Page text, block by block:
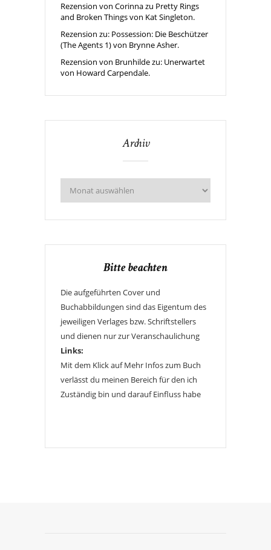
Rezension von Corinna zu Pretty Rings
and Broken Things von Kat Singleton.
Rezension zu: Possession: Die Beschützer
(The Agents 1) von Brynne Asher.
Rezension von Brunhilde zu: Unerwartet
von Howard Carpendale.
Archiv
Bitte beachten
Die aufgeführten Cover und
Buchabbildungen sind das Eigentum des
jeweiligen Verlages bzw. Schriftstellers
und dienen nur zur Veranschaulichung
Links:
Mit dem Klick auf Mehr Infos zum Buch
verlässt du meinen Bereich für den ich
Zuständig bin und darauf Einfluss habe